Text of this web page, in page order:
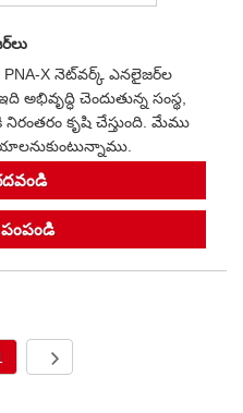
PNA-X నెట్‌వర్క్ ఎనలైజర్‌ల
చెందుతున్న సంస్థ,
కృషి చేస్తుంది. మేము